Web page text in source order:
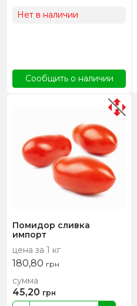
Нет в наличии
Сообщить о наличии
Помидор сливка
импорт
цена за 1 кг
180,80 грн
сумма
45,20 грн